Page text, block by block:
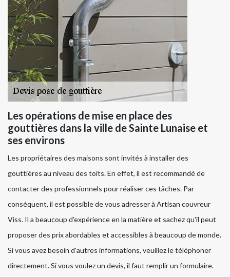
Les opérations de mise en place des
gouttières dans la ville de Sainte Lunaise et
ses environs
Les propriétaires des maisons sont invités à installer des
gouttières au niveau des toits. En effet, il est recommandé de
contacter des professionnels pour réaliser ces tâches. Par
conséquent, il est possible de vous adresser à Artisan couvreur
Viss. Il a beaucoup d'expérience en la matière et sachez qu'il peut
proposer des prix abordables et accessibles à beaucoup de monde.
Si vous avez besoin d'autres informations, veuillez le téléphoner
directement. Si vous voulez un devis, il faut remplir un formulaire.